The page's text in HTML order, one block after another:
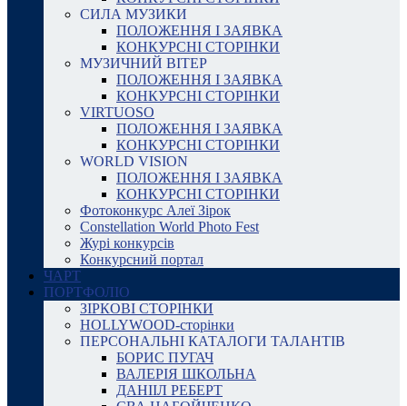
СИЛА МУЗИКИ
ПОЛОЖЕННЯ І ЗАЯВКА
КОНКУРСНІ СТОРІНКИ
МУЗИЧНИЙ ВІТЕР
ПОЛОЖЕННЯ І ЗАЯВКА
КОНКУРСНІ СТОРІНКИ
VIRTUOSO
ПОЛОЖЕННЯ І ЗАЯВКА
КОНКУРСНІ СТОРІНКИ
WORLD VISION
ПОЛОЖЕННЯ І ЗАЯВКА
КОНКУРСНІ СТОРІНКИ
Фотоконкурс Алеї Зірок
Constellation World Photo Fest
Журі конкурсів
Конкурсний портал
ЧАРТ
ПОРТФОЛІО
ЗІРКОВІ СТОРІНКИ
HOLLYWOOD-сторінки
ПЕРСОНАЛЬНІ КАТАЛОГИ ТАЛАНТІВ
БОРИС ПУГАЧ
ВАЛЕРІЯ ШКОЛЬНА
ДАНІІЛ РЕБЕРТ